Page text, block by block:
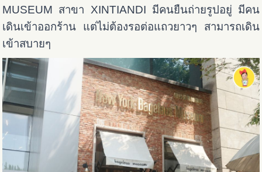
MUSEUM สาขา XINTIANDI มีคนยืนถ่ายรูปอยู่ มีคน
เดินเข้าออกร้าน แต่ไม่ต้องรอต่อแถวยาวๆ สามารถเดิน
เข้าสบายๆ